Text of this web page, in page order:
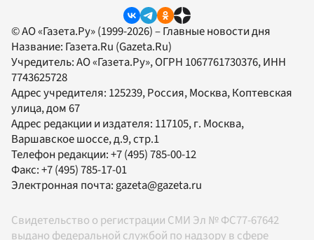
© АО «Газета.Ру» (1999-2026) – Главные новости дня
Название: Газета.Ru (Gazeta.Ru)
Учредитель:АО «Газета.Ру», ОГРН 1067761730376, ИНН
7743625728
Адрес учредителя: 125239, Россия, Москва, Коптевская
улица, дом 67
Адрес редакции и издателя: 117105, г. Москва,
Варшавское шоссе, д.9, стр.1
Телефон редакции:+7 (495) 785-00-12
Факс:+7 (495) 785-17-01
Электронная почта: gazeta@gazeta.ru
Свидетельство о регистрации СМИ Эл № ФС77-67642
выдано федеральной службой по надзору в сфере